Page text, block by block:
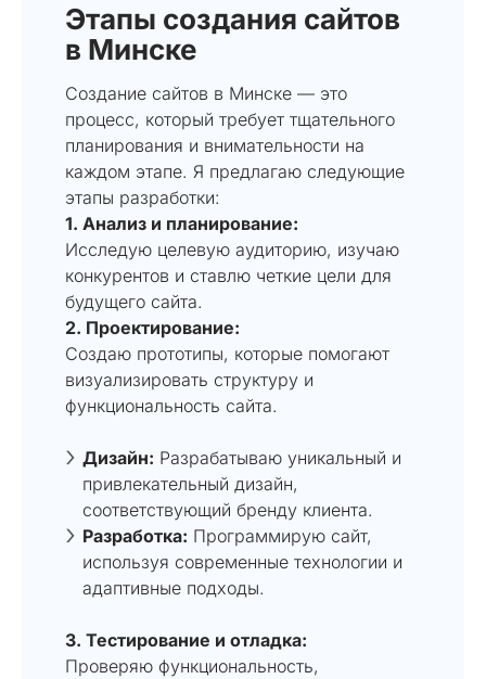
Этапы создания сайтов
в Минске
Создание сайтов в Минске — это
процесс, который требует тщательного
планирования и внимательности на
каждом этапе. Я предлагаю следующие
этапы разработки:
1. Анализ и планирование:
Исследую целевую аудиторию, изучаю
конкурентов и ставлю четкие цели для
будущего сайта.
2. Проектирование:
Создаю прототипы, которые помогают
визуализировать структуру и
функциональность сайта.
Дизайн: Разрабатываю уникальный и
привлекательный дизайн,
соответствующий бренду клиента.
Разработка: Программирую сайт,
используя современные технологии и
адаптивные подходы.
3. Тестирование и отладка:
Проверяю функциональность,